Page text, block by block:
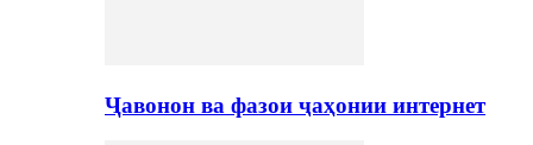
Ҷавонон ва фазои ҷаҳонии интернет